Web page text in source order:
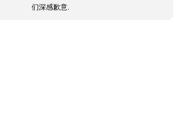
们深感歉意.